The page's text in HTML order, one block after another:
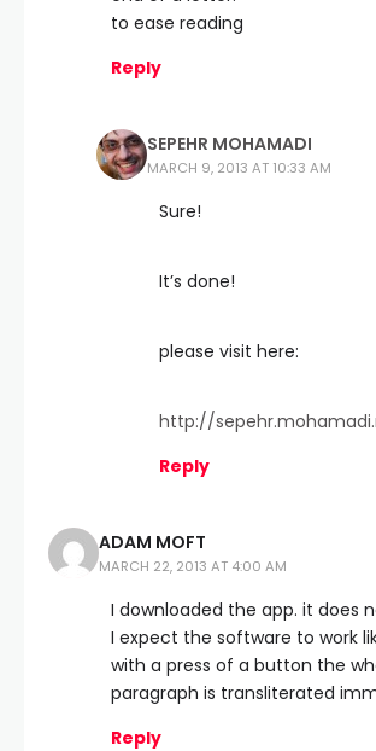
to ease reading
Reply
SEPEHR MOHAMADI
MARCH 9, 2013 AT 10:33 AM
Sure!
It’s done!
please visit here:
http://
Reply
ADAM MOFT
MARCH 22, 2013 AT 4:00 AM
I downloaded the app. it does
I expect the software to work
with a press of a button the
paragraph is transliterated
Reply